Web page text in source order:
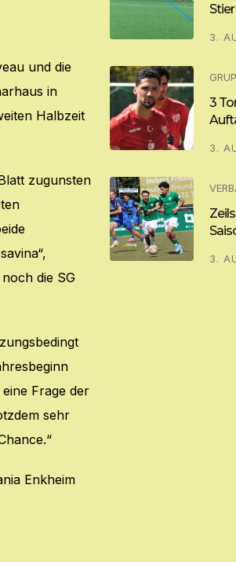
und die
in
Halbzeit
zugunsten
die SG
Frage der
sehr
Enkheim
3.
3
3.
3.